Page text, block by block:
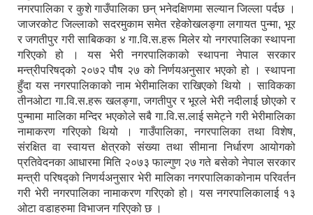
नगरपालिका र कुशे गाउँपालिका छन् भनेदक्षिणमा सल्यान जिल्ला पर्दछ ।
जाजरकोट जिल्लाको सदरमुकाम समेत रहेकोखलङ्गा लगायत पुन्मा, भूर
र जगतीपुर गरी साबिकका ४ गा.वि.स.हरू मिलेर यो नगरपालिका स्थापना
गरिएको हो । यस भेरी नगरपालिकाको स्थापना नेपाल सरकार
मन्त्रीपरिषद्को २०७२ पौष २७ को निर्णयअनुसार भएको हो । स्थापना
हुँदा यस नगरपालिकाको नाम भेरीमालिका राखिएको थियो । साविकका
तीनओटा गा.वि.स.हरू खलङ्गा, जगतीपुर र भूरले भेरी नदीलाई छोएको र
पुन्मामा मालिका मन्दिर भएकोले सबै गा.वि.स.लाई समेट्ने गरी भेरीमालिका
नामाकरण गरिएको थियो । गाउँपालिका, नगरपालिका तथा विशेष,
संरक्षित वा स्वायत्त क्षेत्रको संख्या तथा सीमाना निर्धारण आयोगको
प्रतिवेदनका आधारमा मिति २०७३ फाल्गुण २७ गते बसेको नेपाल सरकार
मन्त्री परिषद्को निणर्यअनुसार भेरी मालिका नगरपालिकाकोनाम परिवर्तन
गरी भेरी नगरपालिका नामाकरण गरिएको हो। यस नगरपालिकालाई १३
ओटा वडाहरुमा विभाजन गरिएको छ ।